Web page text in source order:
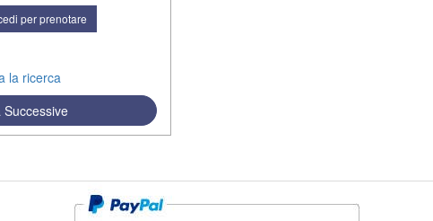
per prenotare
la ricerca
Successive